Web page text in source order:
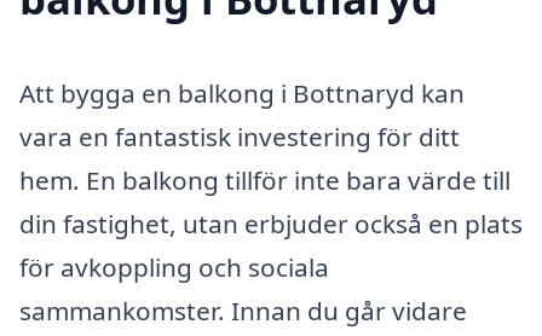
Att bygga en balkong i Bottnaryd kan
vara en fantastisk investering för ditt
hem. En balkong tillför inte bara värde till
din fastighet, utan erbjuder också en plats
för avkoppling och sociala
sammankomster. Innan du går vidare